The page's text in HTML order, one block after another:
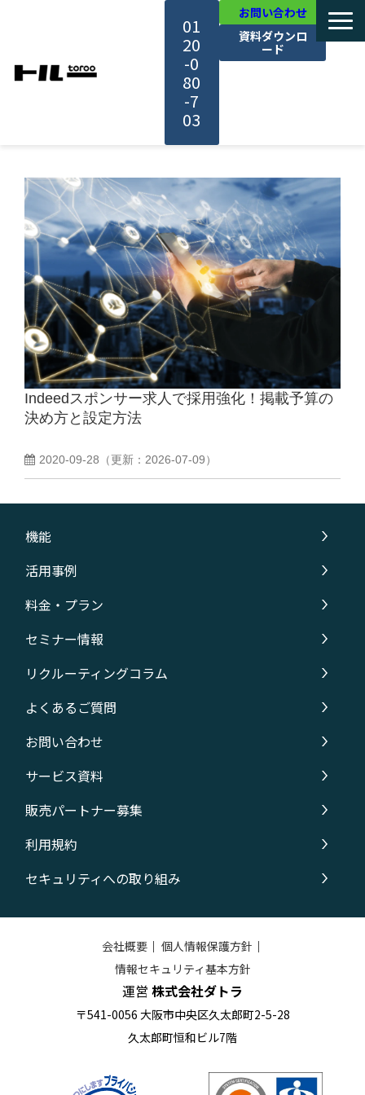
01
20
-0
80
-7
03
お問い合わせ
資料ダウンロ
ード
機能・サービス紹介
活用事例
料金・プラン
セミナー一覧
よくあるご質問
Indeedスポンサー求人で採用強化！掲載予算の
決め方と設定方法
2020-09-28 （更新： 2026-07-09）
機能
活用事例
料金・プラン
セミナー情報
リクルーティングコラム
よくあるご質問
お問い合わせ
サービス資料
販売パートナー募集
利用規約
セキュリティへの取り組み
会社概要｜ 個人情報保護方針 ｜
情報セキュリティ基本方針
運営 株式会社ダトラ
〒541-0056 大阪市中央区久太郎町2-5-28
久太郎町恒和ビル7階